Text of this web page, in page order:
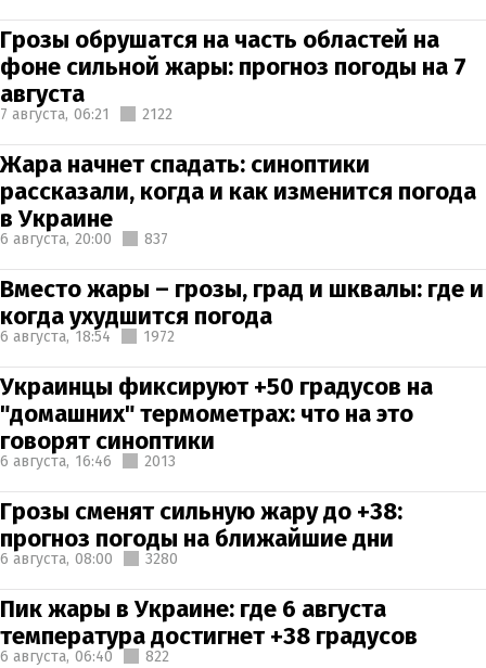
Грозы обрушатся на часть областей на
фоне сильной жары: прогноз погоды на 7
августа
7 августа, 06:21 2122
Жара начнет спадать: синоптики
рассказали, когда и как изменится погода
в Украине
6 августа, 20:00 837
Вместо жары – грозы, град и шквалы: где и
когда ухудшится погода
6 августа, 18:54 1972
Украинцы фиксируют +50 градусов на
"домашних" термометрах: что на это
говорят синоптики
6 августа, 16:46 2013
Грозы сменят сильную жару до +38:
прогноз погоды на ближайшие дни
6 августа, 08:00 3280
Пик жары в Украине: где 6 августа
температура достигнет +38 градусов
6 августа, 06:40 822